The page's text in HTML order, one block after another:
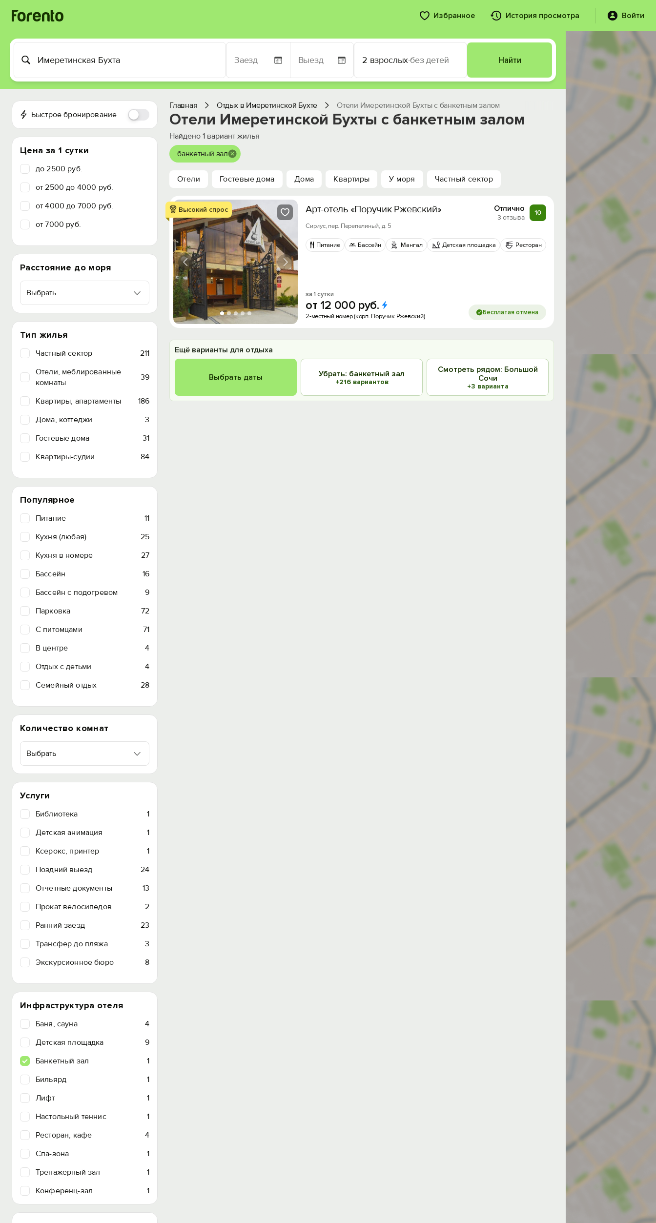
Избранное История просмотра Войти
2 взрослых·без детей Найти
Быстрое бронирование
Цена за 1 сутки
до 2500 руб.
от 2500 до 4000 руб.
от 4000 до 7000 руб.
от 7000 руб.
Расстояние до моря
Выбрать
Тип жилья
Частный сектор
211
Отели, меблированные
комнаты
39
Квартиры, апартаменты
186
Дома, коттеджи
3
Гостевые дома
31
Квартиры-судии
84
Популярное
Питание
11
Кухня (любая)
25
Кухня в номере
27
Бассейн
16
Бассейн с подогревом
9
Парковка
72
C питомцами
71
В центре
4
Отдых с детьми
4
Семейный отдых
28
Количество комнат
Выбрать
Услуги
Библиотека
1
Детская анимация
1
Ксерокс, принтер
1
Поздний выезд
24
Отчетные документы
13
Прокат велосипедов
2
Ранний заезд
23
Трансфер до пляжа
3
Экскурсионное бюро
8
Инфраструктура отеля
Баня, сауна
4
Детская площадка
9
Банкетный зал
1
Бильярд
1
Лифт
1
Настольный теннис
1
Ресторан, кафе
4
Спа-зона
1
Тренажерный зал
1
Конференц-зал
1
Главная Отдых в Имеретинской Бухте Отели Имеретинской Бухты с банкетным залом
Отели Имеретинской Бухты с банкетным залом
Найдено 1 вариант жилья
банкетный зал
Отели Гостевые дома Дома Квартиры У моря Частный сектор
Высокий спрос Арт-отель «Поручик Ржевский» Отлично
3 отзыва
10
Сириус, пер. Перепелиный, д. 5
Питание Бассейн Мангал Детская площадка Ресторан
за 1 сутки
от 12 000 руб.
2-местный номер (корп. Поручик Ржевский) Бесплатая отмена
Ещё варианты для отдыха
Выбрать даты Убрать: банкетный зал
+216 вариантов
Смотреть рядом: Большой
Сочи
+3 варианта